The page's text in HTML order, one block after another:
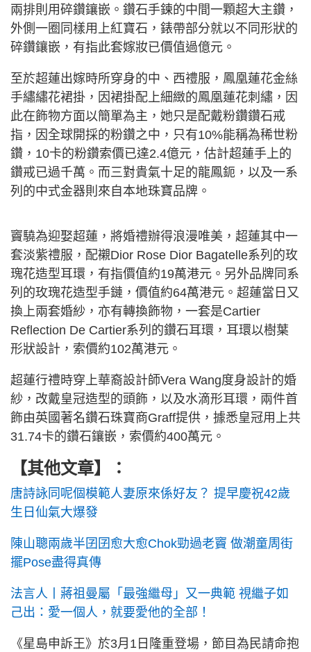
兩排則用碎鑽鑲嵌。鑽石手鍊的中間一顆超大主鑽，
外側一圈同樣用上紅寶石，錶帶部分就以不同形狀的
碎鑽鑲嵌，有指此套嫁妝已價值過億元。
至於超蓮出嫁時所穿身的中、西禮服，鳳凰蓮花金絲
手繡繡花裙掛，因裙掛配上細緻的鳳凰蓮花刺繡，因
此在飾物方面以簡單為主，她只是配戴粉鑽鑽石戒
指，因全球開採的粉鑽之中，只有10%能稱為稀世粉
鑽，10卡的粉鑽索價已達2.4億元，估計超蓮手上的
鑽戒已過千萬。而三對貴氣十足的龍鳳鈪，以及一系
列的中式金器則來自本地珠寶品牌。
竇驍為迎娶超蓮，將婚禮辦得浪漫唯美，超蓮其中一
套淡紫禮服，配襯Dior Rose Dior Bagatelle系列的玫
瑰花造型耳環，有指價值約19萬港元。另外品牌同系
列的玫瑰花造型手鏈，價值約64萬港元。超蓮當日又
換上兩套婚紗，亦有轉換飾物，一套是Cartier
Reflection De Cartier系列的鑽石耳環，耳環以樹葉
形狀設計，索價約102萬港元。
超蓮行禮時穿上華裔設計師Vera Wang度身設計的婚
紗，改戴皇冠造型的頭飾，以及水滴形耳環，兩件首
飾由英國著名鑽石珠寶商Graff提供，據悉皇冠用上共
31.74卡的鑽石鑲嵌，索價約400萬元。
【其他文章】：
唐詩詠同呢個模範人妻原來係好友？ 提早慶祝42歲
生日仙氣大爆發
陳山聰兩歲半囝囝愈大愈Chok勁過老竇 做潮童周街
擺Pose盡得真傳
法言人丨蔣祖曼屬「最強繼母」又一典範 視繼子如
己出：愛一個人，就要愛他的全部！
《星島申訴王》於3月1日隆重登場，節目為民請命抱